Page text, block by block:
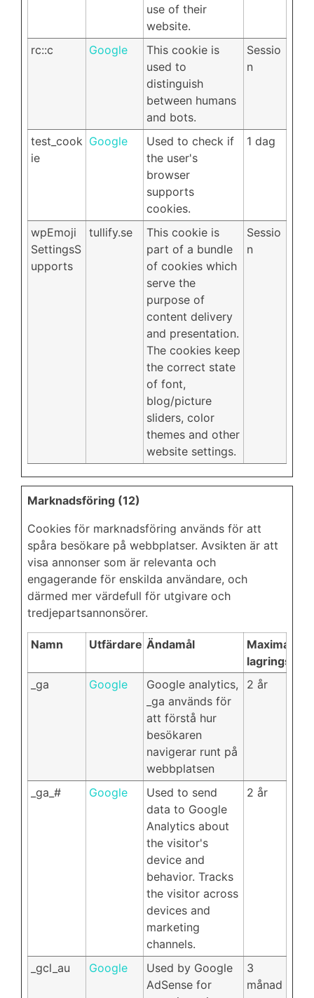
use of their
website.
rc::c Google
This cookie is
used to
distinguish
between humans
and bots.
Sessio
n
test_cook
ie
Google
Used to check if
the user's
browser
supports
cookies.
1 dag
wpEmoji
SettingsS
upports
tullify.se
This cookie is
part of a bundle
of cookies which
serve the
purpose of
content delivery
and presentation.
The cookies keep
the correct state
of font,
blog/picture
sliders, color
themes and other
website settings.
Sessio
n
Marknadsföring (12)
Cookies för marknadsföring används för att
spåra besökare på webbplatser. Avsikten är att
visa annonser som är relevanta och
engagerande för enskilda användare, och
därmed mer värdefull för utgivare och
tredjepartsannonsörer.
Namn Utfärdare Ändamål
Maximal
lagringstid
_ga
Google
Google analytics,
_ga används för
att förstå hur
besökaren
navigerar runt på
webbplatsen
2 år
_ga_# Google
Used to send
data to Google
Analytics about
the visitor's
device and
behavior. Tracks
the visitor across
devices and
marketing
channels.
2 år
_gcl_au Google
Used by Google
AdSense for
3
månad